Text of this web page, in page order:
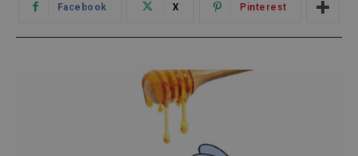
Facebook X Pinterest